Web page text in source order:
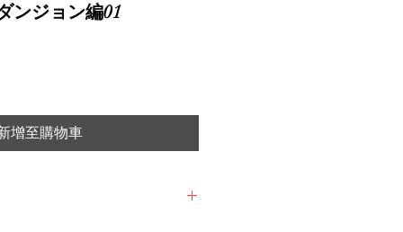
ンジョン編01
增至購物車